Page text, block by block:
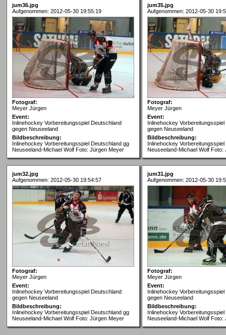
jum36.jpg
Aufgenommen: 2012-05-30 19:55:19
Fotograf:
Meyer Jürgen
Event:
Inlinehockey Vorbereitungsspiel Deutschland
gegen Neuseeland
Bildbeschreibung:
Inlinehockey Vorbereitungsspiel Deutschland gg
Neuseeland-Michael Wolf Foto: Jürgen Meyer
jum35.jpg
Aufgenommen: 2012-05-30
Fotograf:
Meyer Jürgen
Event:
Inlinehockey
gegen Neuseeland
Bildbeschreibung:
Inlinehockey
Neuseeland-Michael Wolf Foto:
jum32.jpg
Aufgenommen: 2012-05-30 19:54:57
Fotograf:
Meyer Jürgen
Event:
Inlinehockey Vorbereitungsspiel Deutschland
gegen Neuseeland
Bildbeschreibung:
Inlinehockey Vorbereitungsspiel Deutschland gg
Neuseeland-Michael Wolf Foto: Jürgen Meyer
jum31.jpg
Aufgenommen: 2012-05-30
Fotograf:
Meyer Jürgen
Event:
Inlinehockey
gegen Neuseeland
Bildbeschreibung:
Inlinehockey
Neuseeland-Michael Wolf Foto: